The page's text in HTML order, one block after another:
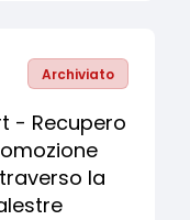
Archiviato
- Recupero
la